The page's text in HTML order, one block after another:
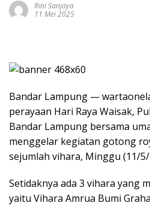
Rini Sanjaya
11 Mei 2025
Bandar Lampung —
perayaan Hari Raya Waisak,
Bandar Lampung bersama
menggelar kegiatan gotong
sejumlah vihara, Minggu (11/5/
Setidaknya ada 3 vihara yang
yaitu Vihara Amrua Bumi